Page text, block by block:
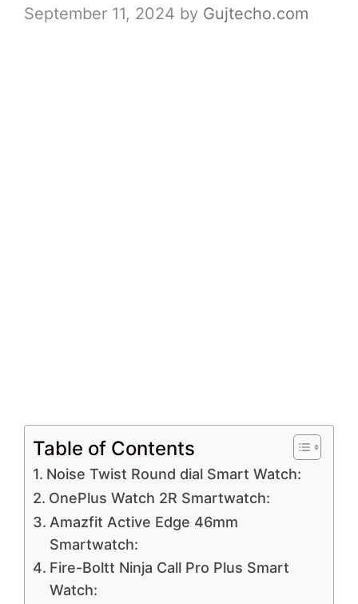
September 11, 2024 by Gujtecho.com
Table of Contents
Noise Twist Round dial Smart Watch:
OnePlus Watch 2R Smartwatch:
Amazfit Active Edge 46mm
Smartwatch:
Fire-Boltt Ninja Call Pro Plus Smart
Watch: